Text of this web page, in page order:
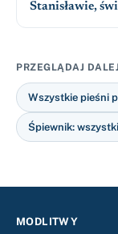
Stanisławie,
PRZEGLĄDAJ DALEJ
Wszystkie pieśni
Śpiewnik:
MODLITWY